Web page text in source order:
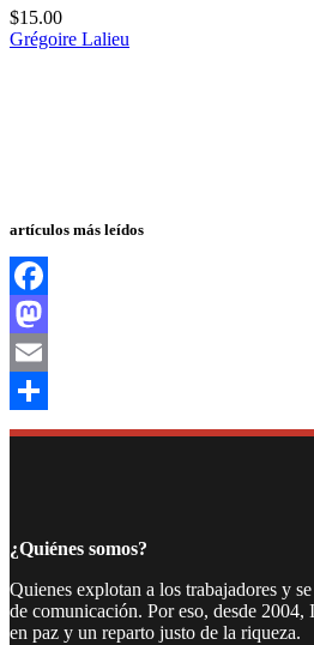
$15.00
Grégoire Lalieu
artículos más leídos
Facebook
Mastodon
Email
Compartir
¿Quiénes somos?
Quienes explotan a los trabajadores y
de comunicación. Por eso, desde
en paz y un reparto justo de la riqueza.